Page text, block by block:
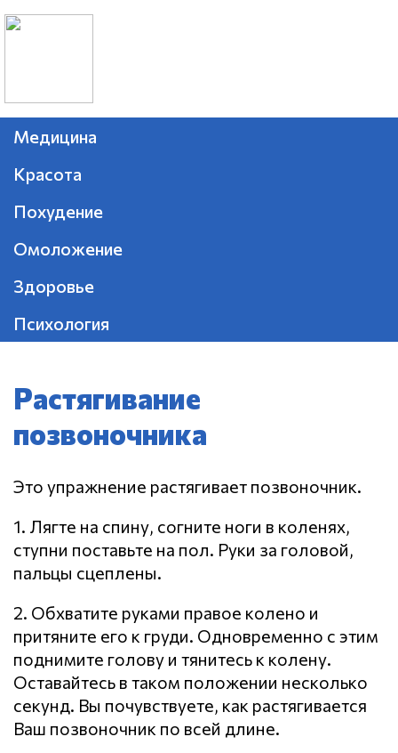
Медицина
Красота
Похудение
Омоложение
Здоровье
Психология
Растягивание
позвоночника
Это упражнение растягивает позвоночник.
1. Лягте на спину, согните ноги в коленях,
ступни поставьте на пол. Руки за головой,
пальцы сцеплены.
2. Обхватите руками правое колено и
притяните его к груди. Одновременно с этим
поднимите голову и тянитесь к колену.
Оставайтесь в таком положении несколько
секунд. Вы почувствуете, как растягивается
Ваш позвоночник по всей длине.